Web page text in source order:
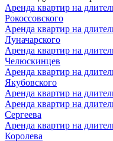
Аренда квартир на
Рокоссовского
Аренда квартир на
Луначарского
Аренда квартир на
Челюскинцев
Аренда квартир на
Якубовского
Аренда квартир на
Аренда квартир на
Сергеева
Аренда квартир на
Королева